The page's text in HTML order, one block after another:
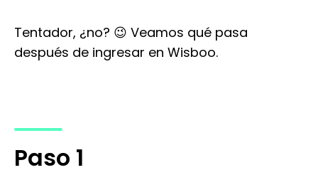
Tentador, ¿no? 😉 Veamos qué pasa
después de ingresar en Wisboo.
Paso 1